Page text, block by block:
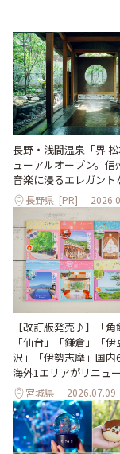
長野・浅間温泉「界
ューアルオープン。信
音楽に浸るエレガント
長野県 [PR]
【改訂版発売♪】「角
「仙台」「鎌倉」「
沢」「伊勢志摩」国内
海外1エリアがリニュ
宮城県 2026.07.09